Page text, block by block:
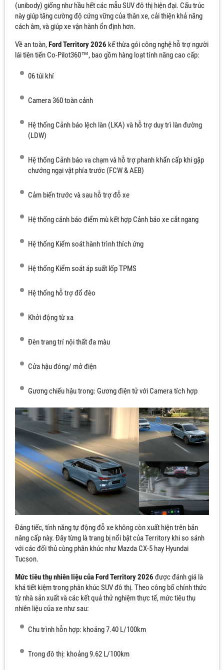
(unibody) giống như hầu hết các mẫu SUV đô thị hiện đại. Cấu trúc
này giúp tăng cường độ cứng vững của thân xe, cải thiện khả năng
cách âm, và giúp xe vận hành ổn định hơn.
Về an toàn,Ford Territory 2026 kế thừa gói công nghệ hỗ trợ người
lái tiên tiến Co-Pilot360™, bao gồm hàng loạt tính năng cao cấp:
06 túi khí
Camera 360 toàn cảnh
Hệ thống Cảnh báo lệch làn (LKA) và hỗ trợ duy trì làn đường
(LDW)
Hệ thống Cảnh báo va chạm và hỗ trợ phanh khẩn cấp khi gặp
chướng ngại vật phía trước (FCW & AEB)
Cảm biến trước và sau hỗ trợ đỗ xe
Hệ thống cảnh báo điểm mù kết hợp Cảnh báo xe cắt ngang
Hệ thống Kiểm soát hành trình thích ứng
Hệ thống Kiểm soát áp suất lốp TPMS
Hệ thống hỗ trợ đổ đèo
Khởi động từ xa
Đèn trang trí nội thất đa màu
Cửa hậu đóng/ mở điện
Gương chiếu hậu trong: Gương điện tử với Camera tích hợp
Đáng tiếc, tính năng tự động đỗ xe không còn xuất hiện trên bản
nâng cấp này. Đây từng là trang bị nổi bật của Territory khi so sánh
với các đối thủ cùng phân khúc như Mazda CX-5 hay Hyundai
Tucson.
Mức tiêu thụ nhiên liệu của Ford Territory 2026 được đánh giá là
khá tiết kiệm trong phân khúc SUV đô thị. Theo công bố chính thức
từ nhà sản xuất và các kết quả thử nghiệm thực tế, mức tiêu thụ
nhiên liệu của xe như sau:
Chu trình hỗn hợp: khoảng 7.40 L/100km
Trong đô thị: khoảng 9.62 L/100km